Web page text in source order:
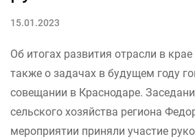
15.01.2023
Об итогах развития отрасли в крае
также о задачах в будущем году
совещании в Краснодаре.
сельского хозяйства региона
мероприятии приняли участие